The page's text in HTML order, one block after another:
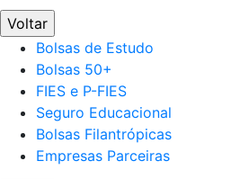
Voltar
Bolsas de Estudo
Bolsas 50+
FIES e P-FIES
Seguro Educacional
Bolsas Filantrópicas
Empresas Parceiras